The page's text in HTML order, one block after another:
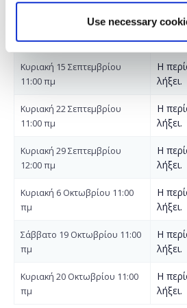
Use necessary
Κυριακή 15 Σεπτεμβρίου
11:00 πμ
Η
λήξει.
Κυριακή 22 Σεπτεμβρίου
11:00 πμ
Η
λήξει.
Κυριακή 29 Σεπτεμβρίου
12:00 πμ
Η
λήξει.
Κυριακή 6 Οκτωβρίου 11:00
πμ
Η
λήξει.
Σάββατο 19 Οκτωβρίου 11:00
πμ
Η
λήξει.
Κυριακή 20 Οκτωβρίου 11:00
πμ
Η
λήξει.